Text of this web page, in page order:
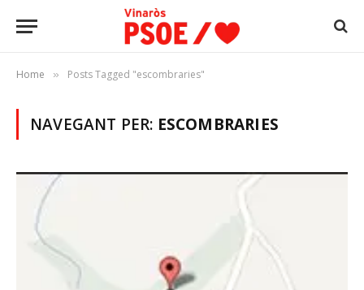
Home » Posts Tagged "escombraries"
NAVEGANT PER: ESCOMBRARIES